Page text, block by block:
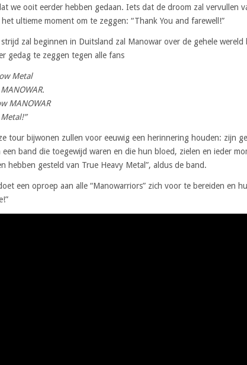
we ooit eerder hebben gedaan. Iets dat de droom zal vervullen
ultieme moment om te zeggen: “Thank You and farewell!”
zal beginnen in Duitsland zal Manowar over de gehele wereld
gedag te zeggen tegen alle fans
Metal
MANOWAR
tour bijwonen zullen voor eeuwig een herinnering houden: zijn
een band die toegewijd waren en die hun bloed, zielen en ieder
hebben gesteld van True Heavy Metal”, aldus de band.
een oproep aan alle “Manowarriors” zich voor te bereiden en